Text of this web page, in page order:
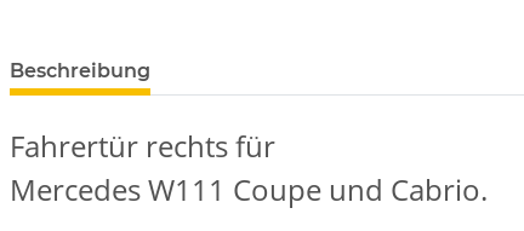
Beschreibung
Fahrertür rechts für
Mercedes W111 Coupe und Cabrio.